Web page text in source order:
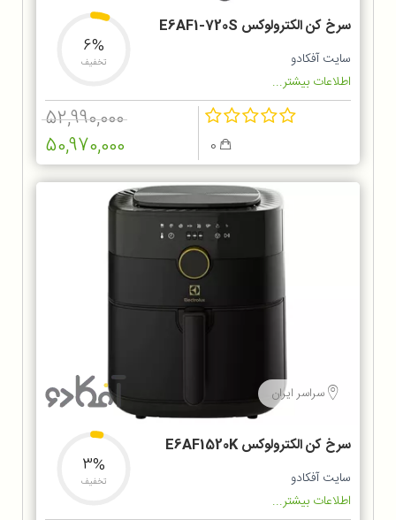
سرخ کن الکترولوکس E6AF1-720S
سایت آفکادو
اطلاعات بیشتر...
6%
تخفیف
52,990,000
50,970,000
سراسر ایران
سرخ کن الکترولوکس E6AF1520K
سایت آفکادو
اطلاعات بیشتر...
3%
تخفیف